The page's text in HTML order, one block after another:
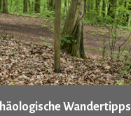
Wandertipps